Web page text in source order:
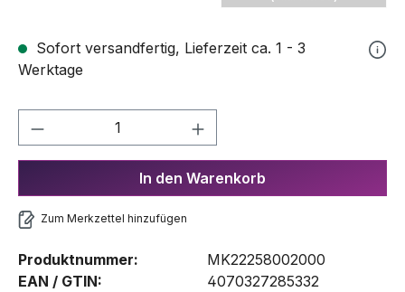
Sofort versandfertig, Lieferzeit ca. 1 - 3
Werktage
Produkt Anzahl: Gib den
In den Warenkorb
Zum Merkzettel hinzufügen
Produktnummer:
MK22258002000
EAN / GTIN:
4070327285332